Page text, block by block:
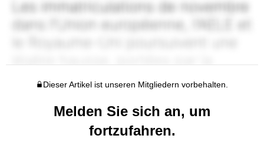
Dieser Artikel ist unseren Mitgliedern vorbehalten.
Melden Sie sich an, um
fortzufahren.